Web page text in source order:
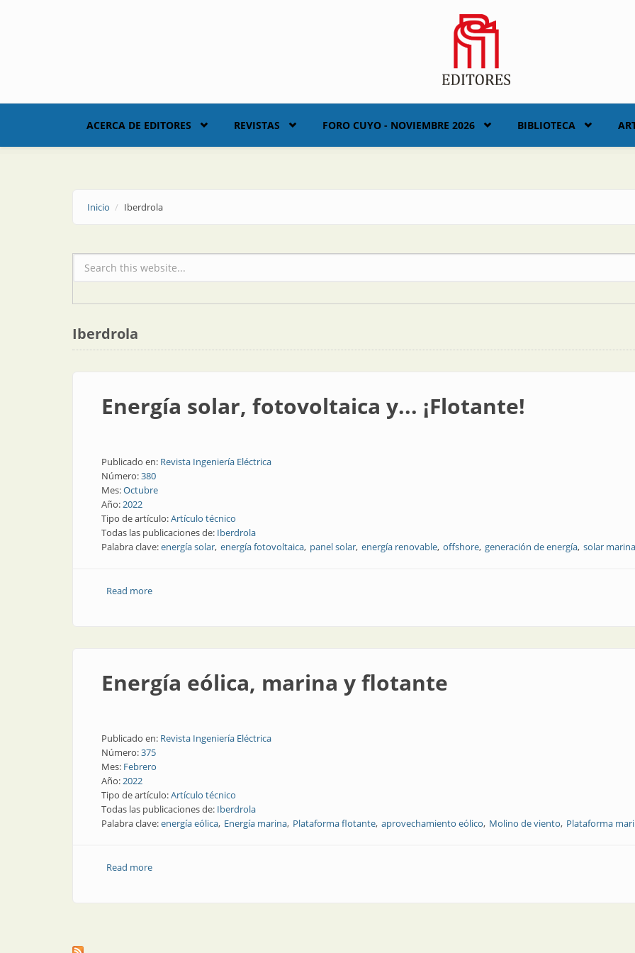
ACERCA DE EDITORES REVISTAS FORO CUYO - NOVIEMBRE 2026 BIBLIOTECA
Inicio Iberdrola
Formulario de búsqueda
Iberdrola
Energía solar, fotovoltaica y... ¡Flotante!
Publicado en: Revista Ingeniería Eléctrica
Número:380
Mes:Octubre
Año:2022
Tipo de artículo:Artículo técnico
Todas las publicaciones de: Iberdrola
Palabra clave:energía solar energía fotovoltaica panel solar energía renovable offshore generación de energía solar marina
Read moreabout Energía solar, fotovoltaica y... ¡Flotante!
Energía eólica, marina y flotante
Publicado en: Revista Ingeniería Eléctrica
Número:375
Mes: Febrero
Año:2022
Tipo de artículo:Artículo técnico
Todas las publicaciones de: Iberdrola
Palabra clave:energía eólica Energía marina Plataforma flotante aprovechamiento eólico Molino de viento Plataforma
Read moreabout Energía eólica, marina y flotante